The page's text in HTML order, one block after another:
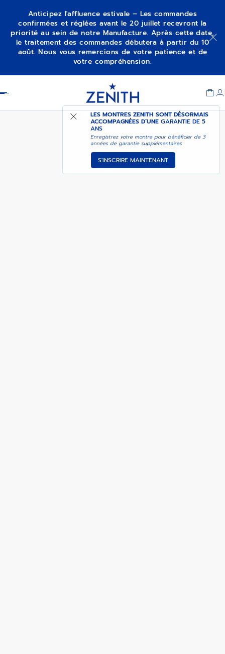
Anticipez l'affluence estivale – Les commandes
confirmées et réglées avant le 20 juillet recevront la
priorité au sein de notre Manufacture. Après cette date,
le traitement des commandes débutera à partir du 10
août. Nous vous remercions de votre patience et de
votre compréhension.
LES MONTRES ZENITH SONT DÉSORMAIS
ACCOMPAGNÉES D’UNEGARANTIE DE 5
ANS
Enregistrez votre montre pour bénéficier de 3
années de garantie supplémentaires
S'INSCRIRE MAINTENANT
DEFY SKYLINE SKELETON M’ALERTER